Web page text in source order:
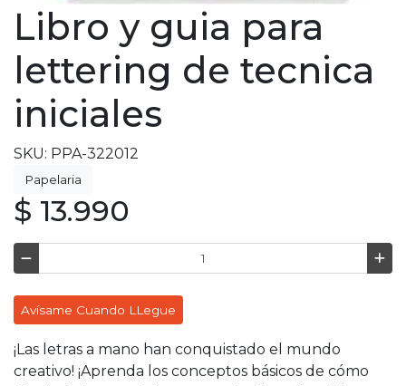
Libro y guia para
lettering de tecnica
iniciales
SKU: PPA-322012
Papelaria
$ 13.990
Avísame Cuando LLegue
¡Las letras a mano han conquistado el mundo
creativo! ¡Aprenda los conceptos básicos de cómo